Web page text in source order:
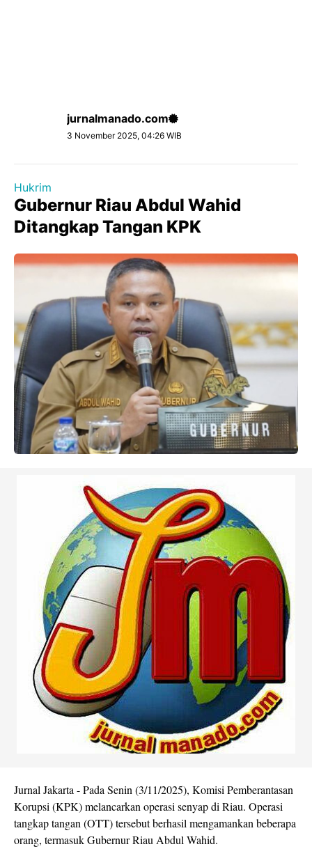
jurnalmanado.com
3 November 2025, 04:26 WIB
Hukrim
Gubernur Riau Abdul Wahid
Ditangkap Tangan KPK
Jurnal Jakarta - Pada Senin (3/11/2025), Komisi Pemberantasan
Korupsi (KPK) melancarkan operasi senyap di Riau. Operasi
tangkap tangan (OTT) tersebut berhasil mengamankan beberapa
orang, termasuk Gubernur Riau Abdul Wahid.